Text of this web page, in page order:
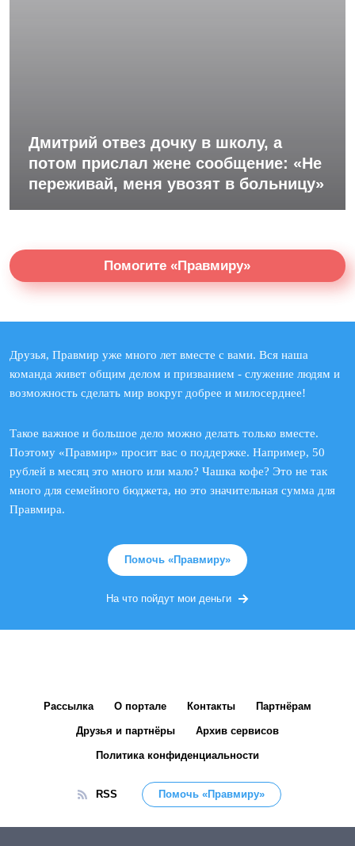
Дмитрий отвез дочку в школу, а
потом прислал жене сообщение: «Не
переживай, меня увозят в больницу»
Помогите «Правмиру»
Друзья, Правмир уже много лет вместе с вами. Вся наша
команда живет общим делом и призванием - служение людям и
возможность сделать мир вокруг добрее и милосерднее!
Такое важное и большое дело можно делать только вместе.
Поэтому «Правмир» просит вас о поддержке. Например, 50
рублей в месяц это много или мало? Чашка кофе? Это не так
много для семейного бюджета, но это значительная сумма для
Правмира.
Помочь «Правмиру»
На что пойдут мои деньги
Рассылка О портале Контакты Партнёрам
Друзья и партнёры Архив сервисов
Политика конфиденциальности
RSS Помочь «Правмиру»